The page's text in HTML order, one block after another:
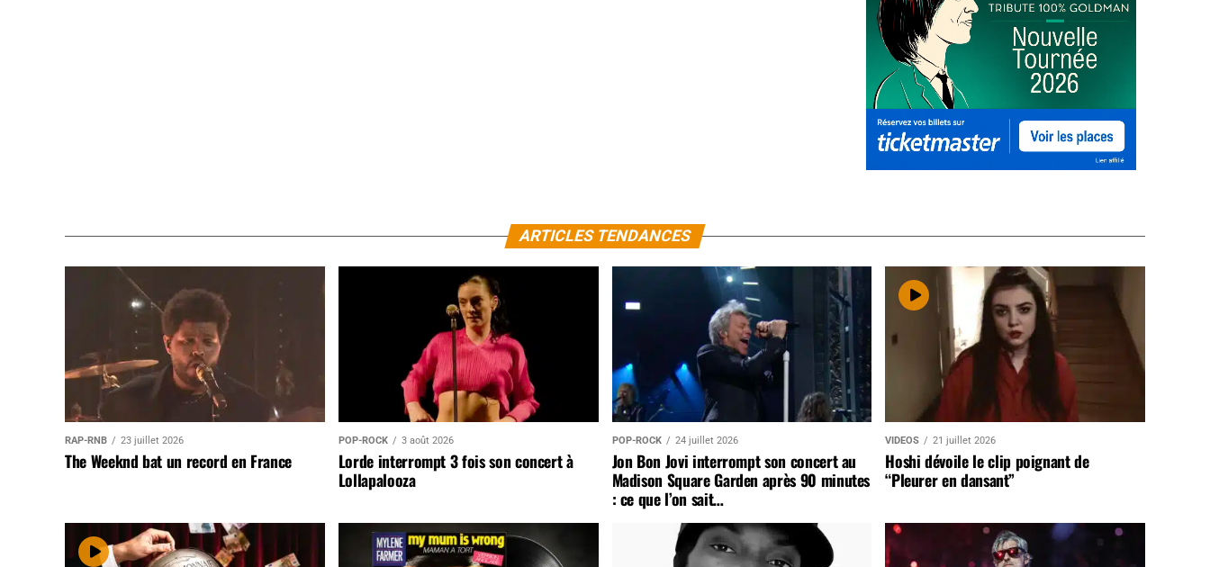
ARTICLES TENDANCES
RAP-RNB 23 juillet 2026
The Weeknd bat un record en France
POP-ROCK 3 août 2026
Lorde interrompt 3 fois son concert à
Lollapalooza
POP-ROCK 24 juillet 2026
Jon Bon Jovi interrompt son concert au
Madison Square Garden après 90 minutes
: ce que l’on sait…
VIDEOS 21 juillet 2026
Hoshi dévoile le clip poignant de
“Pleurer en dansant”